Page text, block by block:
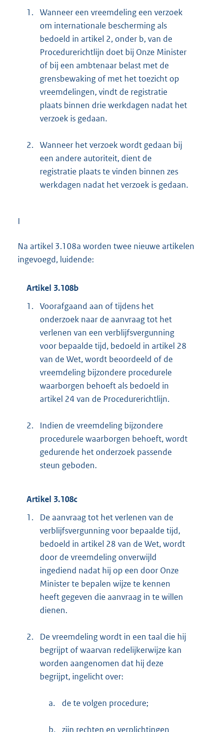
1. Wanneer een vreemdeling een verzoek
om internationale bescherming als
bedoeld in artikel 2, onder b, van de
Procedurerichtlijn doet bij Onze Minister
of bij een ambtenaar belast met de
grensbewaking of met het toezicht op
vreemdelingen, vindt de registratie
plaats binnen drie werkdagen nadat het
verzoek is gedaan.
2. Wanneer het verzoek wordt gedaan bij
een andere autoriteit, dient de
registratie plaats te vinden binnen zes
werkdagen nadat het verzoek is gedaan.
I
Na artikel 3.108a worden twee nieuwe artikelen
ingevoegd, luidende:
Artikel 3.108b
1. Voorafgaand aan of tijdens het
onderzoek naar de aanvraag tot het
verlenen van een verblijfsvergunning
voor bepaalde tijd, bedoeld in artikel 28
van de Wet, wordt beoordeeld of de
vreemdeling bijzondere procedurele
waarborgen behoeft als bedoeld in
artikel 24 van de Procedurerichtlijn.
2.
Indien de vreemdeling bijzondere
procedurele waarborgen behoeft, wordt
gedurende het onderzoek passende
steun geboden.
Artikel 3.108c
1.
De aanvraag tot het verlenen van de
verblijfsvergunning voor bepaalde tijd,
bedoeld in artikel 28 van de Wet, wordt
door de vreemdeling onverwijld
ingediend nadat hij op een door Onze
Minister te bepalen wijze te kennen
heeft gegeven die aanvraag in te willen
dienen.
2.
De vreemdeling wordt in een taal die hij
begrijpt of waarvan redelijkerwijze kan
worden aangenomen dat hij deze
begrijpt, ingelicht over:
a. de te volgen procedure;
b. zijn rechten en verplichtingen